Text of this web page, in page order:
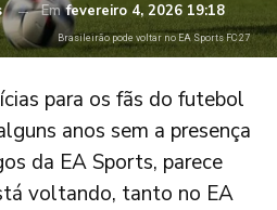
Emfevereiro 4, 2026 19:18
Brasileirão pode voltar no EA Sports FC 27
para os fãs do futebol
anos sem a presença
da EA Sports, parece
voltando, tanto no EA